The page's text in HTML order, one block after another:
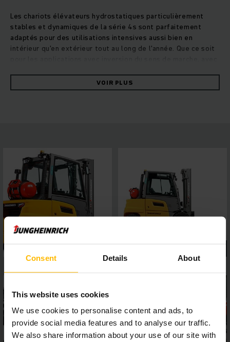
Consent Details About
This website uses cookies
We use cookies to personalise content and ads, to
provide social media features and to analyse our traffic.
We also share information about your use of our site with
Les chariots élévateurs hydrostatiques particulièrement
stables et dynamiques de la série 4s sont parfaitement
adaptés pour des utilisations intensives aussi bien en
intérieur qu'en extérieur tout au long de l'année. Que ce soit
dans les pentes : une puissance considérable est associée
ici à une stabilité maximale. Les chariots robustes
rendement constant élevé, d’une grande facilité d’entretien
et d’un confort de conduite important. Un écran 4 pouces
avec cinq programmes de conduite au choix et des systèmes
d'assistance permettent de s'adapter aux exigences de tous
types d'applications, tandis que le toit panoramique assure
une excellente visibilité. Ceci permet de garantir un travail
VOIR PLUS